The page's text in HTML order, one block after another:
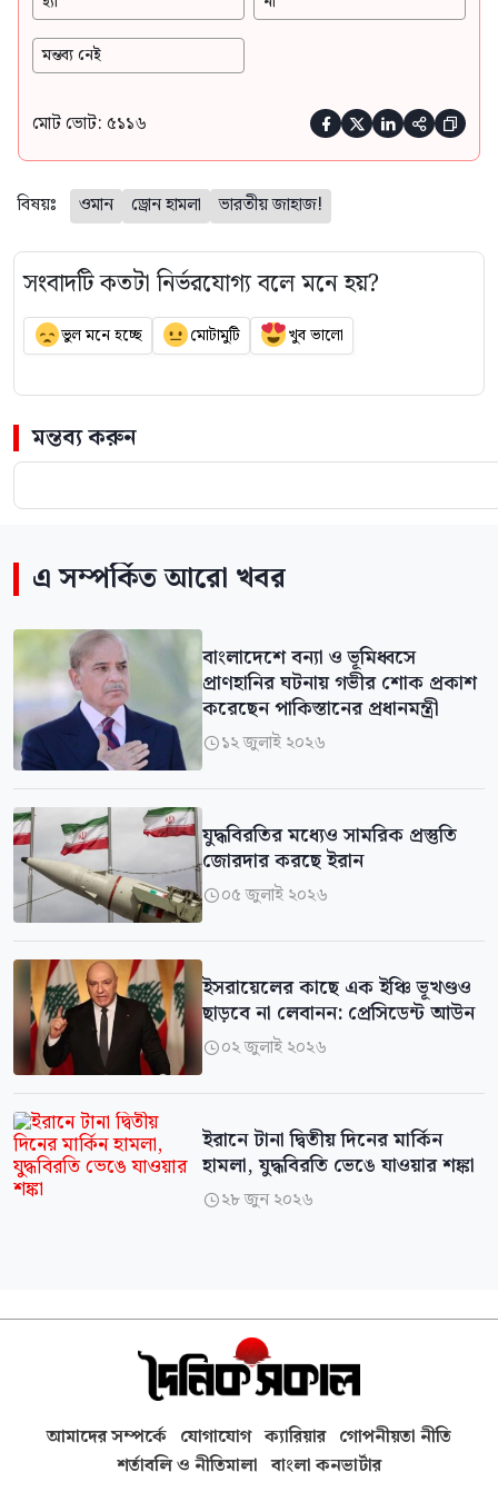
মন্তব্য নেই
মোট ভোট: ৫১১৬     
বিষয়ঃ ওমান ড্রোন হামলা ভারতীয় জাহাজ!
সংবাদটি কতটা নির্ভরযোগ্য বলে মনে হয়?
ভুল মনে হচ্ছে মোটামুটি খুব ভালো
মন্তব্য করুন
এ সম্পর্কিত আরো খবর
বাংলাদেশে বন্যা ও ভূমিধ্বসে
প্রাণহানির ঘটনায় গভীর শোক প্রকাশ
করেছেন পাকিস্তানের প্রধানমন্ত্রী
১২ জুলাই ২০২৬
যুদ্ধবিরতির মধ্যেও সামরিক প্রস্তুতি
জোরদার করছে ইরান
০৫ জুলাই ২০২৬
ইসরায়েলের কাছে এক ইঞ্চি ভূখণ্ডও
ছাড়বে না লেবানন: প্রেসিডেন্ট আউন
০২ জুলাই ২০২৬
ইরানে টানা দ্বিতীয় দিনের মার্কিন
হামলা, যুদ্ধবিরতি ভেঙে যাওয়ার শঙ্কা
২৮ জুন ২০২৬
আমাদের সম্পর্কে যোগাযোগ ক্যারিয়ার গোপনীয়তা নীতি
শর্তাবলি ও নীতিমালা বাংলা কনভার্টার